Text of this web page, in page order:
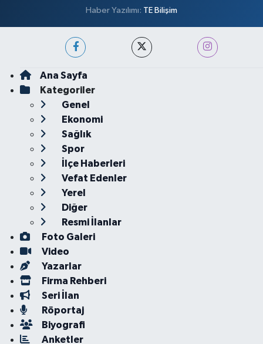
Haber Yazılımı: TE Bilişim
Ana Sayfa
Kategoriler
Genel
Ekonomi
Sağlık
Spor
İlçe Haberleri
Vefat Edenler
Yerel
Diğer
Resmi İlanlar
Foto Galeri
Video
Yazarlar
Firma Rehberi
Seri İlan
Röportaj
Biyografi
Anketler